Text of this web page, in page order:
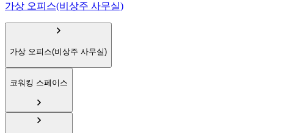
가상 오피스(비상주 사무실)
가상 오피스(비상주 사무실)
코워킹 스페이스